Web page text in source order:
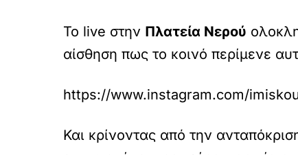
Το live στην Πλατεία Νερού
αίσθηση πως το κοινό περίμενε
https://www.instagram.com/
Και κρίνοντας από την